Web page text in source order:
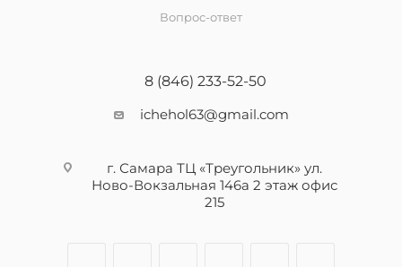
Вопрос-ответ
8 (846) 233-52-50
ichehol63@gmail.com
г. Самара ТЦ «Треугольник» ул.
Ново-Вокзальная 146а 2 этаж офис
215